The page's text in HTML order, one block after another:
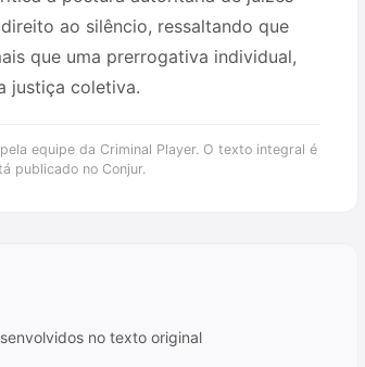
ao silêncio, ressaltando que
que uma prerrogativa individual,
justiça coletiva.
equipe da Criminal Player. O texto integral é
publicado no Conjur.
no texto original